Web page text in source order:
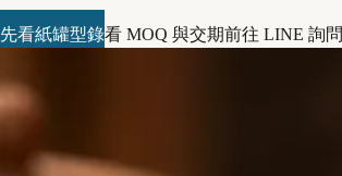
先看紙罐型錄看 MOQ 與交期前往 LINE 詢問